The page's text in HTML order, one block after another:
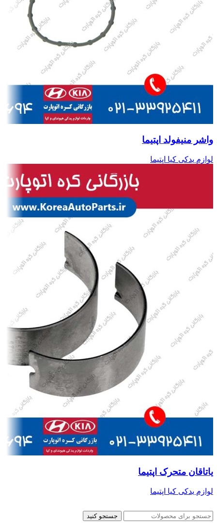
واشر منیفولد اپتیما
لوازم یدکی کیا اپتیما
یاتاقان متحرک اپتیما
لوازم یدکی کیا اپتیما
جستجو کنید